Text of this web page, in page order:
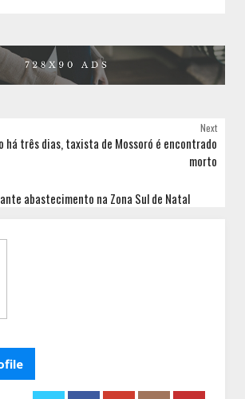
Next
há três dias, taxista de Mossoró é encontrado
morto
abastecimento na Zona Sul de Natal